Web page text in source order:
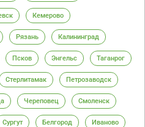
Кемерово
Рязань Калининград
Псков Энгельс Таганрог
Стерлитамак Петрозаводск
Череповец Смоленск
Сургут Белгород Иваново